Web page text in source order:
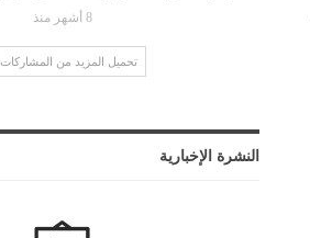
8 أشهر منذ
تحميل المزيد من المشاركات
النشرة الإخبارية